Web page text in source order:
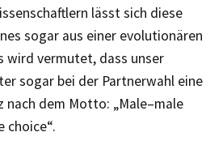
lässt sich diese
sogar aus einer evolutionären
wird vermutet, dass unser
sogar bei der Partnerwahl eine
nach dem Motto: „Male–male
choice“.